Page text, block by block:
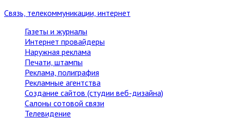
Связь, телекоммуникации, интернет
Газеты и журналы
Интернет провайдеры
Наружная реклама
Печати, штампы
Реклама, полиграфия
Рекламные агентства
Создание сайтов (студии веб-дизайна)
Салоны сотовой связи
Телевидение